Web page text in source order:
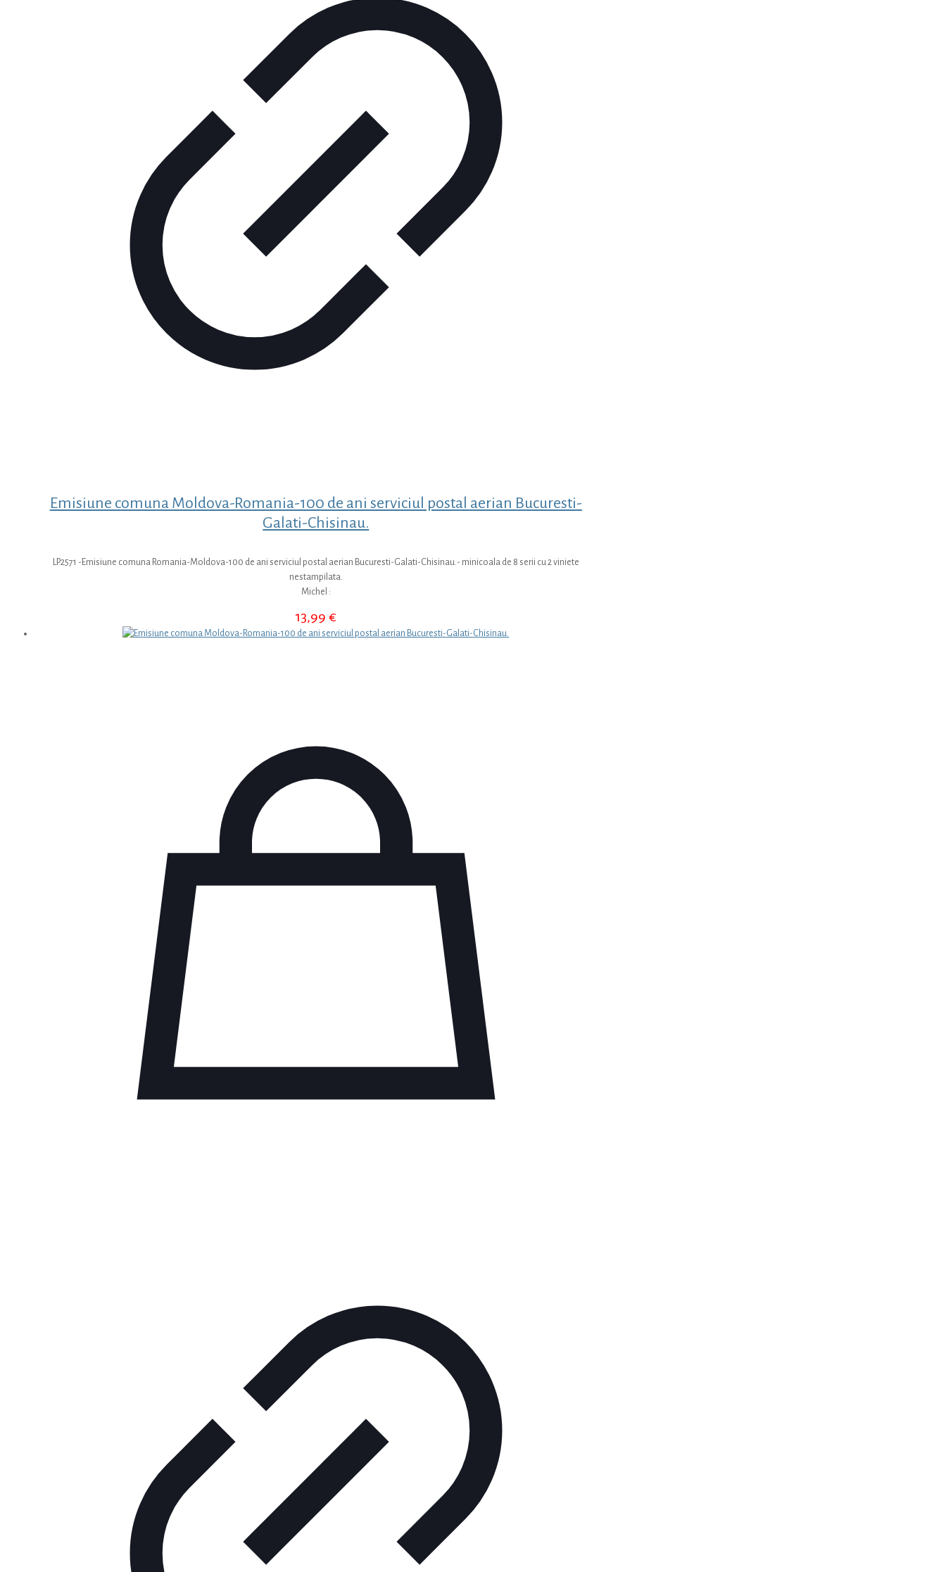
Emisiune comuna Moldova-Romania-100 de ani serviciul postal aerian Bucuresti-
Galati-Chisinau.
LP.2571 -Emisiune comuna Romania-Moldova-100 de ani serviciul postal aerian Bucuresti-Galati-Chisinau.- minicoala de 8 serii cu 2 viniete
nestampilata.
Michel :
13,99€